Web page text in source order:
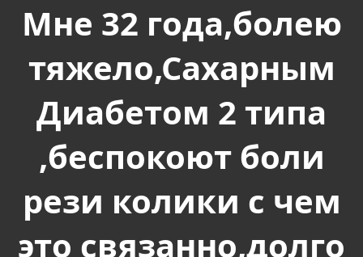
Мне 32 года,болею
тяжело,Сахарным
Диабетом 2 типа
,беспокоют боли
рези колики с чем
это связанно,долго